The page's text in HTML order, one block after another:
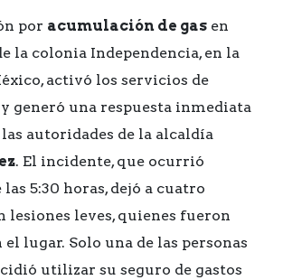
por acumulación de gas en
la colonia Independencia, en la
activó los servicios de
generó una respuesta inmediata
autoridades de la alcaldía
. El incidente, que ocurrió
5:30 horas, dejó a cuatro
lesiones leves, quienes fueron
el lugar. Solo una de las personas
utilizar su seguro de gastos